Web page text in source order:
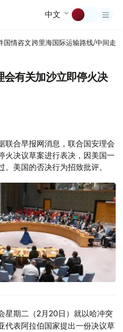
中文
国情咨文跨里海国际运输路线/中间走廊
会有关加沙立即停火决
联合早报网消息，联合国安理会
火决议草案进行表决，因美国一
美国的否决行为招致批评。
星期二（2月20日）就以哈冲突
代表阿拉伯国家提出一份决议草